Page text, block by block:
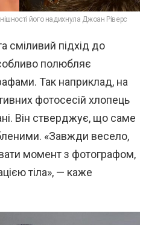
його надихнула Джоан Ріверс
сміливий підхід до
полюбляє
Так наприклад, на
фотосесій хлопець
Він стверджує, що саме
«Завжди весело,
момент з фотографом,
тіла», — каже